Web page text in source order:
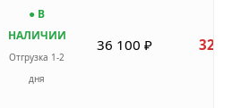
● В
НАЛИЧИИ
Отгрузка 1-2
дня
36 100 ₽ 32